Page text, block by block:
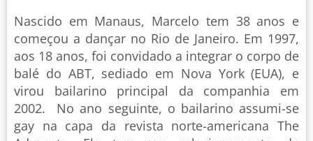
Nascido em Manaus, Marcelo tem 38 anos e
começou a dançar no Rio de Janeiro. Em 1997,
aos 18 anos, foi convidado a integrar o corpo de
balé do ABT, sediado em Nova York (EUA), e
virou bailarino principal da companhia em
2002. No ano seguinte, o bailarino assumi-se
gay na capa da revista norte-americana The